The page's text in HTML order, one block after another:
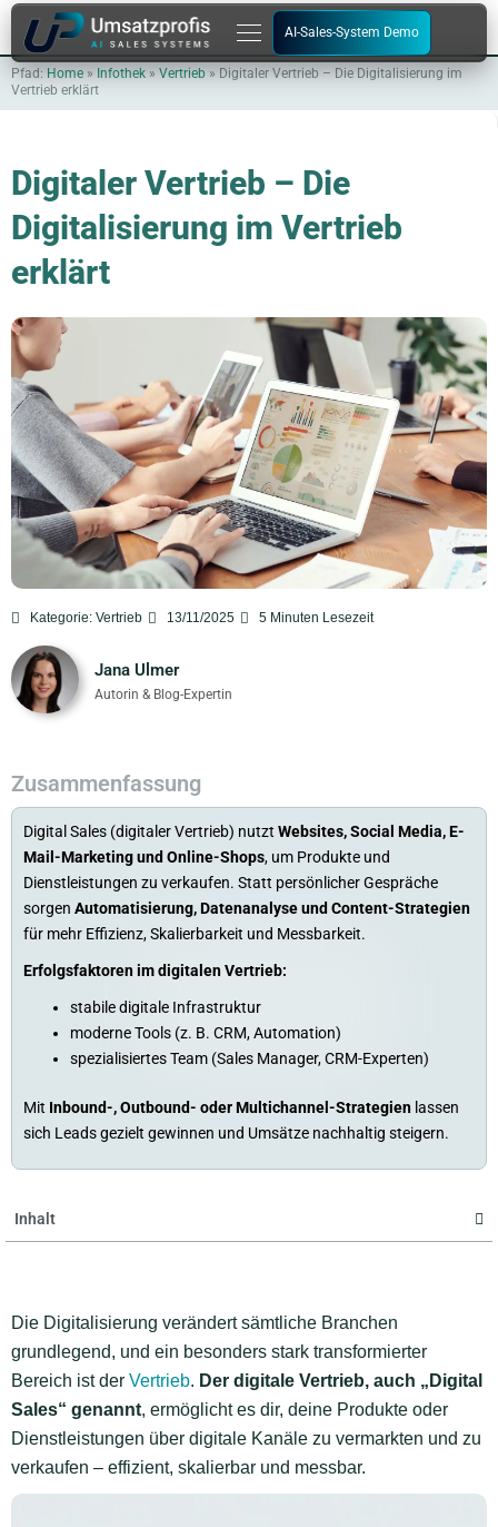
Zum
Inhalt
springen
AI-Sales-System Demo
Pfad: Home » Infothek » Vertrieb » Digitaler Vertrieb – Die Digitalisierung im
Vertrieb erklärt
Digitaler Vertrieb – Die
Digitalisierung im Vertrieb
erklärt
Kategorie: Vertrieb 13/11/2025 5 Minuten Lesezeit
Jana Ulmer
Autorin & Blog-Expertin
Zusammenfassung
Digital Sales (digitaler Vertrieb) nutzt Websites, Social Media, E-
Mail-Marketing und Online-Shops, um Produkte und
Dienstleistungen zu verkaufen. Statt persönlicher Gespräche
sorgen Automatisierung, Datenanalyse und Content-Strategien
für mehr Effizienz, Skalierbarkeit und Messbarkeit.
Erfolgsfaktoren im digitalen Vertrieb:
stabile digitale Infrastruktur
moderne Tools (z. B. CRM, Automation)
spezialisiertes Team (Sales Manager, CRM-Experten)
Mit Inbound-, Outbound- oder Multichannel-Strategien lassen
sich Leads gezielt gewinnen und Umsätze nachhaltig steigern.
Inhalt
Die Digitalisierung verändert sämtliche Branchen
grundlegend, und ein besonders stark transformierter
Bereich ist der Vertrieb. Der digitale Vertrieb, auch „Digital
Sales“ genannt, ermöglicht es dir, deine Produkte oder
Dienstleistungen über digitale Kanäle zu vermarkten und zu
verkaufen – effizient, skalierbar und messbar.